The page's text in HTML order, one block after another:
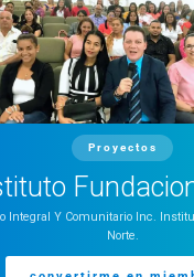
Proyectos
Integral Y Comunitario Inc.
Norte.